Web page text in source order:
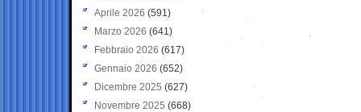
Aprile 2026 (591)
Marzo 2026 (641)
Febbraio 2026 (617)
Gennaio 2026 (652)
Dicembre 2025 (627)
Novembre 2025 (668)